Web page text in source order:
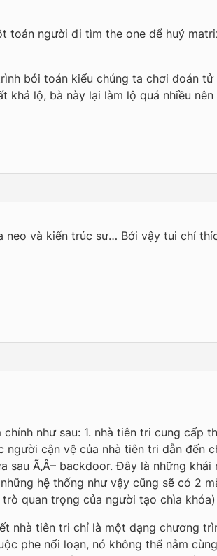
toán người đi tìm the one để huỷ
bói toán kiểu chúng ta chơi đoán
khả lộ, bà này lại làm lộ quá nhiều
và kiến trúc sư… Bởi vậy tui chỉ
như sau: 1. nhà tiên tri cung cấp
cận vệ của nhà tiên tri dẫn đến
Ã‚Â– backdoor. Đây là những
hệ thống như vậy cũng sẽ có 2
quan trọng của người tạo chìa khóa)
nhà tiên tri chỉ là một dạng chương
phe nổi loạn, nó không thể nằm